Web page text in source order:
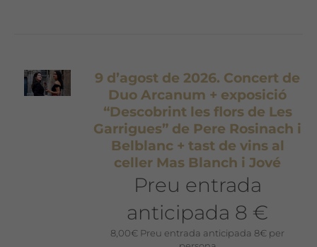
9 d’agost de 2026. Concert de
Duo Arcanum + exposició
“Descobrint les flors de Les
Garrigues” de Pere Rosinach i
Belblanc + tast de vins al
celler Mas Blanch i Jové
Preu entrada
anticipada 8 €
8,00€ Preu entrada anticipada 8€ per